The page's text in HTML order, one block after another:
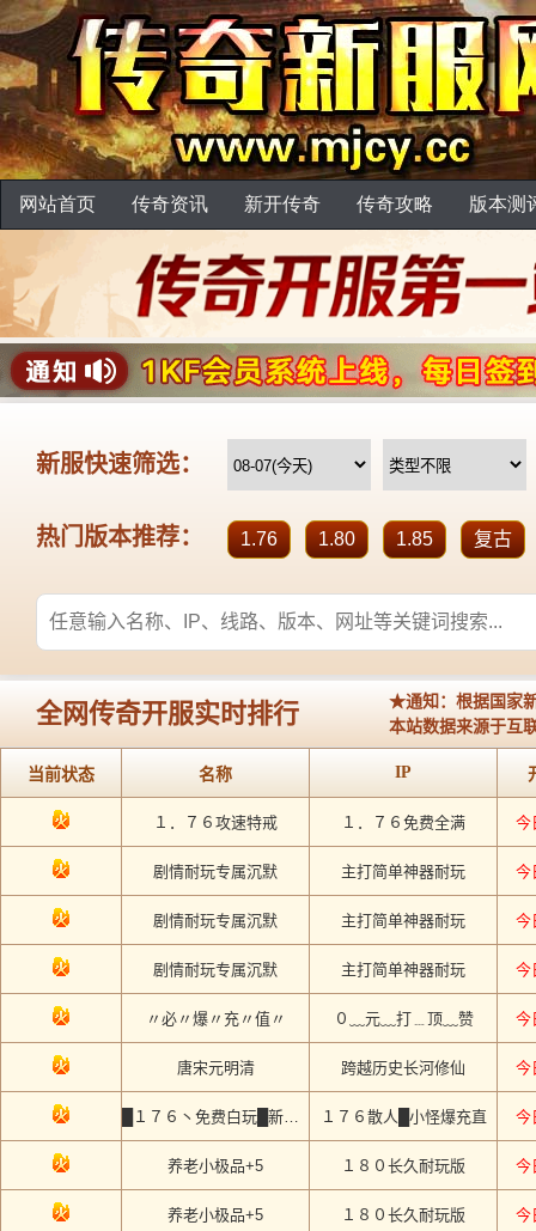
网站首页 传奇资讯 新开传奇 传奇攻略 版本测